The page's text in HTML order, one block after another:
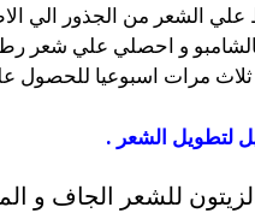
علي الشعر من الجذور الي
و احصلي علي شعر
ثلاث مرات اسبوعيا للحصول
لتطويل الشعر .
للشعر الجاف و